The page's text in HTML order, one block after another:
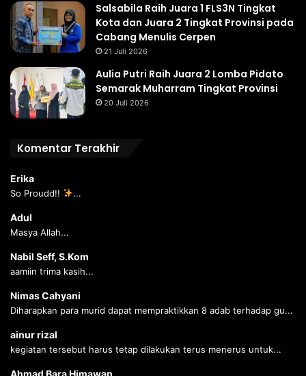
Salsabila Raih Juara 1 FLS3N Tingkat
Kota dan Juara 2 Tingkat Provinsi pada
Cabang Menulis Cerpen
21 Juli 2026
Aulia Putri Raih Juara 2 Lomba Pidato
Semarak Muharram Tingkat Provinsi
20 Juli 2026
Komentar Terakhir
Erika
So Proudd!! ...
Adul
Masya Allah...
Nabil Seff, S.Kom
aamiin trima kasih...
Nimas Cahyani
Diharapkan para murid dapat mempraktikkan 8 adab terhadap gu...
ainur rizal
kegiatan tersebut harus tetap dilakukan terus menerus untuk...
Ahmad Bara Himawan